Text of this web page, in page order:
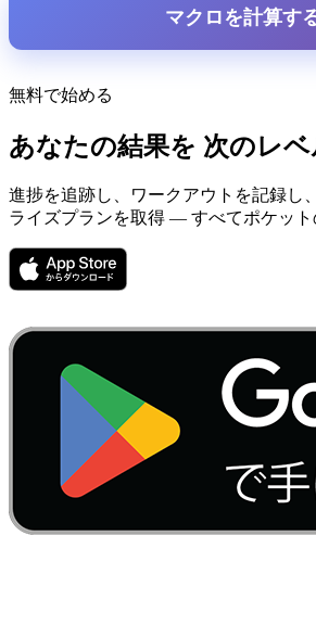
マクロを計算す
無料で始める
あなたの結果を 次のレ
進捗を追跡し、ワークアウトを記録し
ライズプランを取得 — すべてポケット